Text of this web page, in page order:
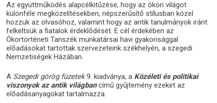
Az együttműködés alapcélkitűzése, hogy az ókori világot
különféle megközelítésekben, népszerűsítő stílusban közel
hozzuk az olvasóhoz, valamint hogy az antik tanulmányok iránt
felkeltsük a fiatalok érdeklődését. E cél érdekében az
Ókortörténeti Tanszék munkatársai havi gyakorisággal
előadásokat tartottak szervezeteink székhelyén, a szegedi
Nemzetiségek Házában.
A Szegedi görög füzetek9. kiadványa, a Közéleti és politikai
viszonyok az antik világbancímű gyűjtemény ezeket az
előadásanyagokat tartalmazza.